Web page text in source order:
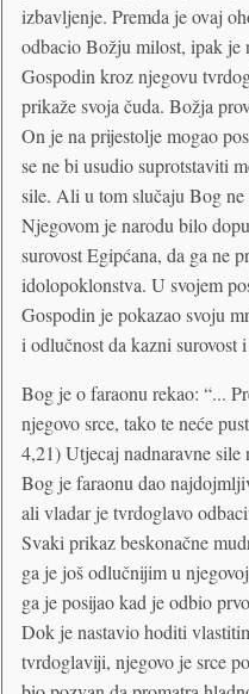
izbavljenje. Premda je ovaj
odbacio Božju milost, ipak je
Gospodin kroz njegovu
prikaže svoja čuda. Božja
On je na prijestolje mogao
se ne bi usudio suprotstaviti
sile. Ali u tom slučaju Bog ne
Njegovom je narodu bilo
surovost Egipćana, da ga ne
idolopoklonstva. U svojem
Gospodin je pokazao svoju
i odlučnost da kazni surovost
Bog je o faraonu rekao: “...
njegovo srce, tako te neće
4,21) Utjecaj nadnaravne
Bog je faraonu dao
ali vladar je tvrdoglavo
Svaki prikaz beskonačne
ga je još odlučnijim u
ga je posijao kad je odbio
Dok je nastavio hoditi
tvrdoglaviji, njegovo je srce